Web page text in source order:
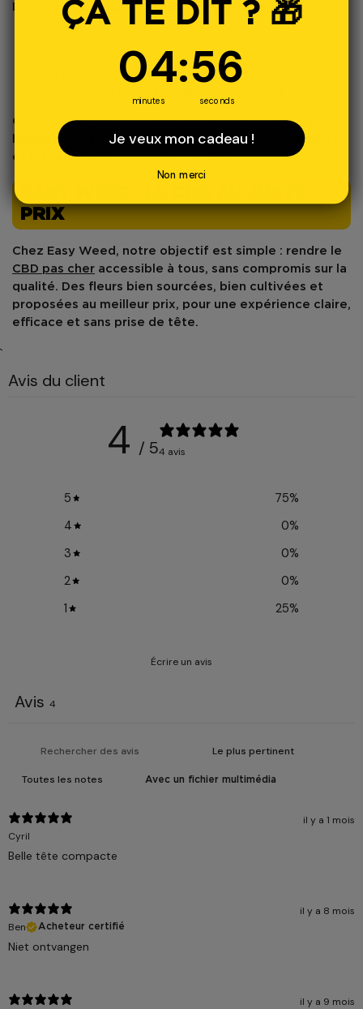
White CBG est idéale si tu recherches :
CBG accessible
pour une consommation régulière
profil aromatique doux et naturel
Chaque fleur est conditionnée dans unemballage
hermétique
afin de préserver la fraîcheur, les arômes
et les propriétés naturelles du CBG.
PRIX
Chez Easy Weed
, notre objectif est simple : rendre le
CBD pas cher accessible à tous, sans compromis sur la
qualité. Des fleurs bien sourcées, bien cultivées et
proposées au meilleur prix , pour une expérience claire,
efficace et sans prise de tête.
`
Avis du client
4 / 54 avis
5 75%
4
0%
3
0%
2
0%
1
25%
Écrire un avis
Avis 4
Avec un fichier multimédia
il y a 1 mois
Cyril
Belle tête compacte
il y a 8 mois
Ben
Acheteur certifié
Niet ontvangen
il y a 9 mois
ÇA TE DIT ? 🎁
04
minutes
:56
seconds
Je veux mon cadeau !
Non merci